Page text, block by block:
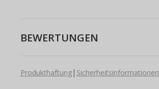
BEWERTUNGEN
Produkthaftung| Sicherheitsinformationen